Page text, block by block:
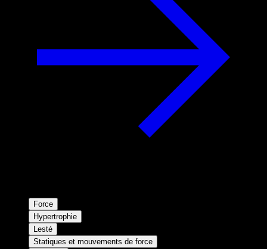
Force
Hypertrophie
Lesté
Statiques et mouvements de force